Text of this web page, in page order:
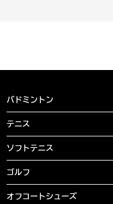
バドミントン
テニス
ソフトテニス
ゴルフ
オフコートシューズ